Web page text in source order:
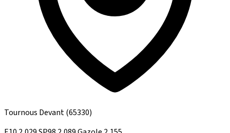
Tournous Devant(65330)